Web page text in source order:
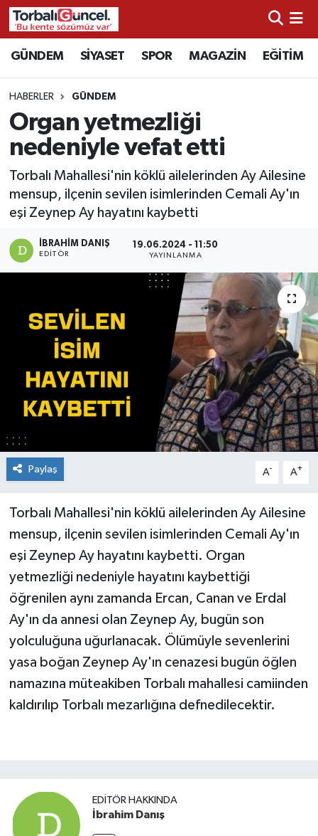
GÜNDEM SİYASET SPOR MAGAZİN EĞİTİM
HABERLER GÜNDEM
Organ yetmezliği
nedeniyle vefat etti
Torbalı Mahallesi'nin köklü ailelerinden Ay Ailesine
mensup, ilçenin sevilen isimlerinden Cemali Ay'ın
eşi Zeynep Ay hayatını kaybetti
İBRAHIM DANIŞ
EDITÖR
19.06.2024 - 11:50
YAYINLANMA
Paylaş A- A+
Torbalı Mahallesi'nin köklü ailelerinden Ay Ailesine
mensup, ilçenin sevilen isimlerinden Cemali Ay'ın
eşi Zeynep Ay hayatını kaybetti. Organ
yetmezliği nedeniyle hayatını kaybettiği
öğrenilen aynı zamanda Ercan, Canan ve Erdal
Ay'ın da annesi olan Zeynep Ay, bugün son
yolculuğuna uğurlanacak. Ölümüyle sevenlerini
yasa boğan Zeynep Ay'ın cenazesi bugün öğlen
namazına müteakiben Torbalı mahallesi camiinden
kaldırılıp Torbalı mezarlığına defnedilecektir.
EDITÖR HAKKINDA
İbrahim Danış
İzmir Nöbetçi Eczaneler
İzmir Hava Durumu
İzmir Namaz Vakitleri
İzmir Trafik Yoğunluk Haritası
Süper Lig Puan Durumu ve Fikstür
Tüm Manşetler
Son Dakika Haberleri
Haber Arşivi